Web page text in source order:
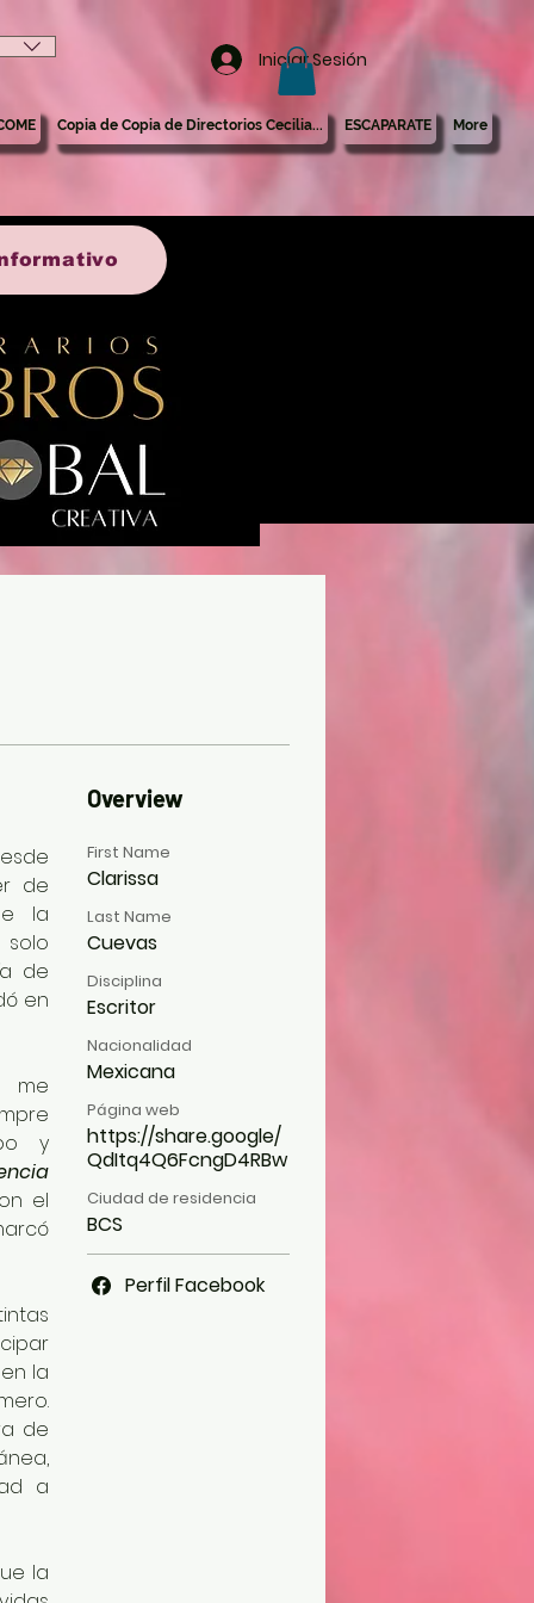
Iniciar Sesión
Copia de Copia de Directorios Cecilia... ESCAPARATE More
de
la
de
en
me
y
el
la
de
a
la
Overview
First Name
Clarissa
Last Name
Cuevas
Disciplina
Escritor
Nacionalidad
Mexicana
Página web
https://share.google/
QdItq4Q6FcngD4RBw
Ciudad de residencia
BCS
Perfil Facebook